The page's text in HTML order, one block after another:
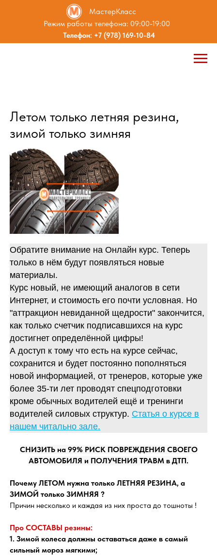
Режим работы телефона: 09:00-19:00
МастерКласс
Телефон: +7 (978) 169-10-84
Летом только летняя резина,
зимой только зимняя
Обратите внимание на Онлайн курс. Теперь
только в нём будут появляться новые
материалы.
Курс новый, не имеющий аналогов в сети
Интернет, и стоимость его почти условная. Но
"аттракцион невиданной щедрости" закончится,
как только счетчик подписавшихся на курс
достигнет определённой цифры!
А доступ к тому что есть на курсе сейчас,
сохранится и будет постоянно пополняться
новой информацией, от тренеров, которые уже
более 35-ти лет проводят спецподготовки
кроме обычных водителей ещё и тренинги
водителей силовых структур. Статья о курсе в
нашем читально зале.
СНИЗИТЬ на 99% РИСК ПОВРЕЖДЕНИЯ СВОЕГО
АВТОМОБИЛЯ и ПОЛУЧЕНИЯ ТРАВМ в ДТП.
Почему ЛЕТОМ нужна только ЛЕТНЯЯ РЕЗИНА, а
ЗИМОЙ только ЗИМНЯЯ ?
Причин несколько и каждая из них проста до тошноты !
Про СОСТАВЫ резины:
1. Зимой колеса должны оставаться даже в самый
сильный мороз мягкими;